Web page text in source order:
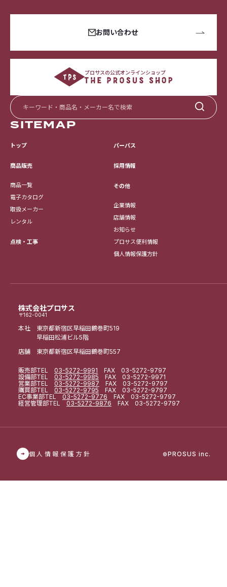
株式会社プロサス
〒162-0041
本社 東京都新宿区早稲田鶴巻町519
早稲田松浦ビル5階
店舗 東京都新宿区早稲田鶴巻町557
販売部TEL 03-5272-9991 FAX 03-5272-9797
設備部TEL 03-5272-9985 FAX 03-5272-9971
営業部TEL 03-5272-9987 FAX 03-5272-9797
購買部TEL 03-5272-9795 FAX 03-5272-9797
EC事業部TEL 03-5272-9776 FAX 03-5272-9797
経営管理部TEL 03-5272-9876 FAX 03-5272-9797
お問い合わせ
プロサスの公式オンラインショップ
SITEMAP
トップ
商品販売
商品一覧
電子カタログ
取扱メーカー
レンタル
点検・工事
パーパス
採用情報
その他
企業情報
店舗情報
お知らせ
プロサス便利情報
個人情報保護方針
個人情報保護方針 ©PROSUS inc.